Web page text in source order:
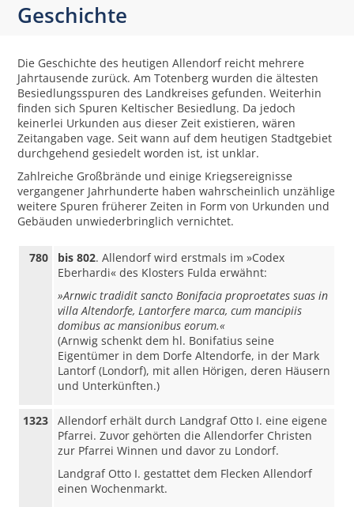
Geschichte
Die Geschichte des heutigen Allendorf reicht mehrere
Jahrtausende zurück. Am Totenberg wurden die ältesten
Besiedlungsspuren des Landkreises gefunden. Weiterhin
finden sich Spuren Keltischer Besiedlung. Da jedoch
keinerlei Urkunden aus dieser Zeit existieren, wären
Zeitangaben vage. Seit wann auf dem heutigen Stadtgebiet
durchgehend gesiedelt worden ist, ist unklar.
Zahlreiche Großbrände und einige Kriegsereignisse
vergangener Jahrhunderte haben wahrscheinlich unzählige
weitere Spuren früherer Zeiten in Form von Urkunden und
Gebäuden unwiederbringlich vernichtet.
780 bis 802. Allendorf wird erstmals im »Codex
Eberhardi« des Klosters Fulda erwähnt:
»Arnwic tradidit sancto Bonifacia proproetates suas in
villa Altendorfe, Lantorfere marca, cum mancipiis
domibus ac mansionibus eorum.«
(Arnwig schenkt dem hl. Bonifatius seine
Eigentümer in dem Dorfe Altendorfe, in der Mark
Lantorf (Londorf), mit allen Hörigen, deren Häusern
und Unterkünften.)
1323
Allendorf erhält durch Landgraf Otto I. eine eigene
Pfarrei. Zuvor gehörten die Allendorfer Christen
zur Pfarrei Winnen und davor zu Londorf.
Landgraf Otto I. gestattet dem Flecken Allendorf
einen Wochenmarkt.